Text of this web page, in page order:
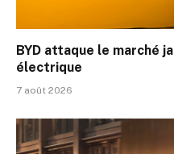
BYD attaque le marché
électrique
7 août 2026